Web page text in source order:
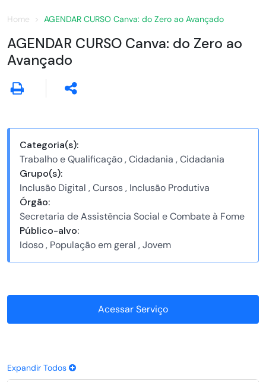
Home AGENDAR CURSO Canva: do Zero ao Avançado
AGENDAR CURSO Canva: do Zero ao
Avançado
Categoria(s):
Trabalho e Qualificação , Cidadania , Cidadania
Grupo(s):
Inclusão Digital , Cursos , Inclusão Produtiva
Órgão:
Secretaria de Assistência Social e Combate à Fome
Público-alvo:
Idoso , População em geral , Jovem
Acessar Serviço
Expandir Todos